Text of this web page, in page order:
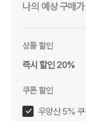
나의 예상 구매가
상품 할인
즉시 할인 20%
쿠폰 할인
우양산 5%